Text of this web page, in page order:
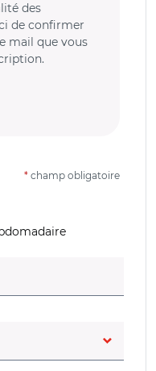
des
de confirmer
mail que vous
* champ obligatoire